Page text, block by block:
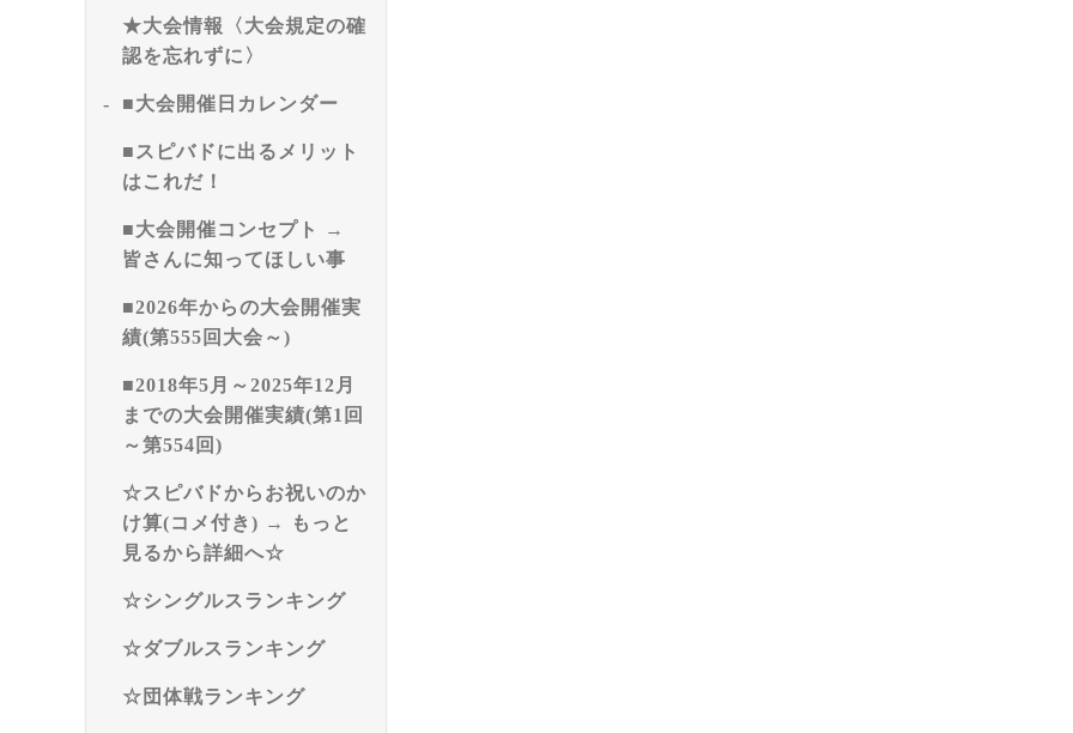
★大会情報〈大会規定の確
認を忘れずに〉
■大会開催日カレンダー
■スピバドに出るメリット
はこれだ！
■大会開催コンセプト →
皆さんに知ってほしい事
■2026年からの大会開催実
績(第555回大会～)
■2018年5月～2025年12月
までの大会開催実績(第1回
～第554回)
☆スピバドからお祝いのか
け算(コメ付き) → もっと
見るから詳細へ☆
☆シングルスランキング
☆ダブルスランキング
☆団体戦ランキング